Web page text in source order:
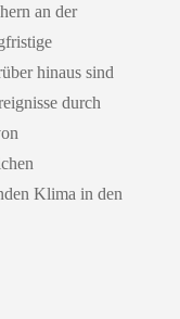
an der
hinaus sind
durch
Klima in den